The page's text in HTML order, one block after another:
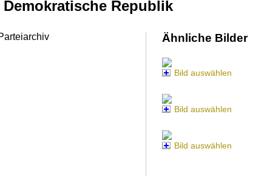
Republik
Ähnliche Bilder
Bild auswählen
Bild auswählen
Bild auswählen